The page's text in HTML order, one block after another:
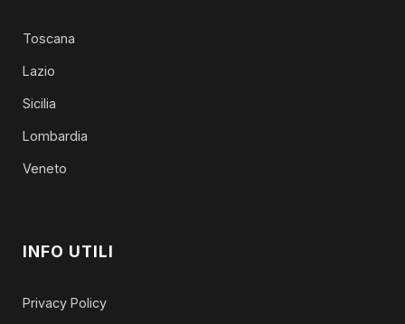
Toscana
Lazio
Sicilia
Lombardia
Veneto
INFO UTILI
Privacy Policy